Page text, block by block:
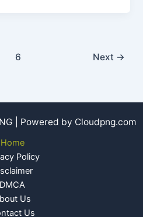
6 Next →
| Powered by Cloudpng.com
Home
Policy
DMCA
Us
Us